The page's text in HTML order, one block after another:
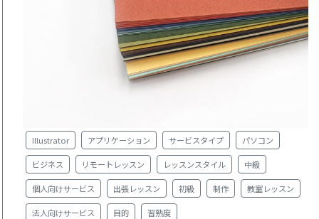
Illustrator アプリケーション サービスタイプ パソコン
ビジネス リモートレッスン レッスンスタイル 中級
個人向けサービス 出張レッスン 初級 制作 教室レッスン
法人向けサービス 目的 習熟度